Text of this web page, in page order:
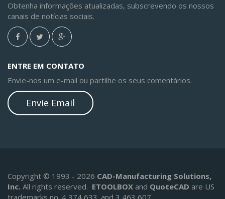
Obtenha informações atualizadas, subscrevendo os nossos
canais de notícias sociais.
ENTRE EM CONTATO
Envie-nos um e-mail ou partilhe os seus comentários.
Envie Email
Copyright © 1993 - 2026 CAD-Manufacturing Solutions,
Inc. All rights reserved. ETOOLBOX and QuoteCAD are US
trademarks no. 4,374,633. and 3,463,607